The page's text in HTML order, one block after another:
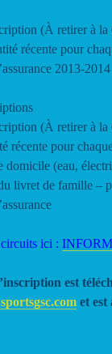
(À retirer à la
récente pour
2013-2014
(À retirer à la
récente pour
domicile (eau,
livret de famille –
ici :
est
et est